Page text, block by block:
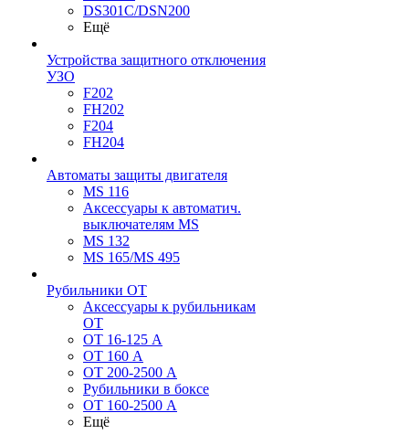
DS301C/DSN200
Ещё
Устройства защитного отключения
УЗО
F202
FH202
F204
FH204
Автоматы защиты двигателя
MS 116
Аксессуары к автоматич.
выключателям MS
MS 132
MS 165/MS 495
Рубильники ОТ
Аксессуары к рубильникам
OT
OT 16-125 А
OT 160 А
OT 200-2500 А
Рубильники в боксе
OT 160-2500 А
Ещё